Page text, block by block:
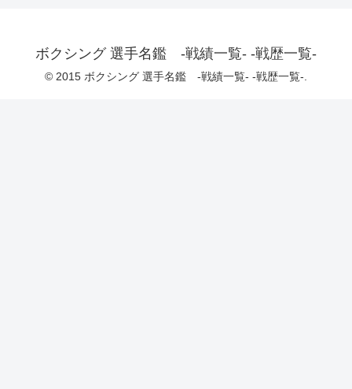
ボクシング 選手名鑑 -戦績一覧- -戦歴一覧-
© 2015 ボクシング 選手名鑑 -戦績一覧- -戦歴一覧-.